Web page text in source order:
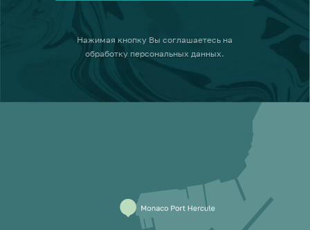
Нажимая кнопку Вы соглашаетесь на
обработку персональных данных.